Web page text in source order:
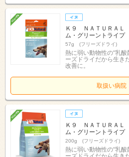
Ｋ９ ＮＡＴＵＲＡ
ム・グリーントライプ
57g (フリーズドライ)
熱に弱い動物性の“乳酸
ーズドライだから生き
改善に。
取扱い病院
Ｋ９ ＮＡＴＵＲＡ
ム・グリーントライプ
200g (フリーズドライ)
熱に弱い動物性の“乳酸